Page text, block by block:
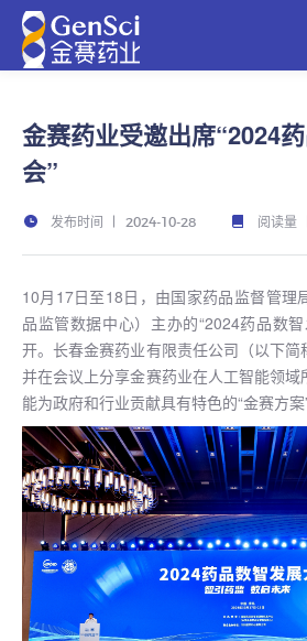
金赛药业受邀出席“2024
会”
发布时间 2024-10-28 阅读量
10月17日至18日，由国家药品监督管理
品监管数据中心）主办的“2024药品数
开。长春金赛药业有限责任公司（以下简
并在会议上分享金赛药业在人工智能领
能为政府和行业贡献具有特色的“金赛方案”